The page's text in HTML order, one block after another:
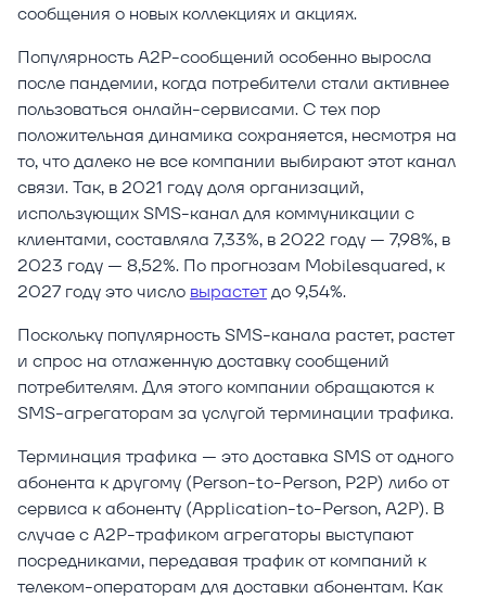
сообщения о новых коллекциях и акциях.
Популярность A2P-сообщений особенно выросла
после пандемии, когда потребители стали активнее
пользоваться онлайн-сервисами. С тех пор
положительная динамика сохраняется, несмотря на
то, что далеко не все компании выбирают этот канал
связи. Так, в 2021 году доля организаций,
использующих SMS-канал для коммуникации с
клиентами, составляла 7,33%, в 2022 году — 7,98%, в
2023 году — 8,52%. По прогнозам Mobilesquared, к
2027 году это число вырастетдо 9,54%.
Поскольку популярность SMS-канала растет, растет
и спрос на отлаженную доставку сообщений
потребителям. Для этого компании обращаются к
SMS-агрегаторам за услугой терминации трафика.
Терминация трафика — это доставка SMS от одного
абонента к другому (Person-to-Person, P2P) либо от
сервиса к абоненту (Application-to-Person, A2P). В
случае с A2P-трафиком агрегаторы выступают
посредниками, передавая трафик от компаний к
телеком-операторам для доставки абонентам. Как